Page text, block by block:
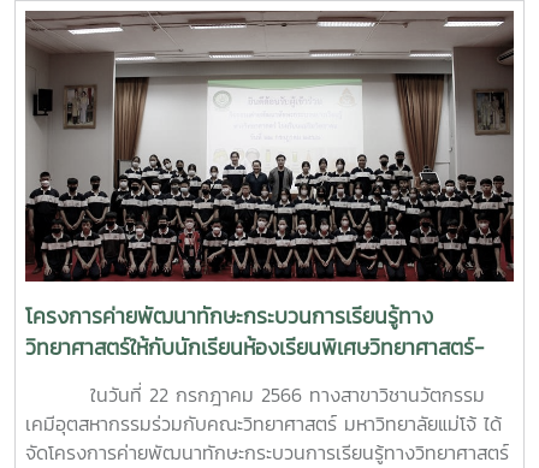
โครงการค่ายพัฒนาทักษะกระบวนการเรียนรู้ทาง
วิทยาศาสตร์ให้กับนักเรียนห้องเรียนพิเศษวิทยาศาสตร์-
คณิตศาสตรื ระดับมัธยมศึกษาปีที่ 3
ในวันที่ 22 กรกฎาคม 2566 ทางสาขาวิชานวัตกรรม
เคมีอุตสหากรรมร่วมกับคณะวิทยาศาสตร์ มหาวิทยาลัยแม่โจ้ ได้
จัดโครงการค่ายพัฒนาทักษะกระบวนการเรียนรู้ทางวิทยาศาสตร์